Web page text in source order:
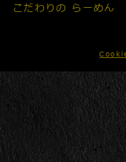
こだわりの らーめん